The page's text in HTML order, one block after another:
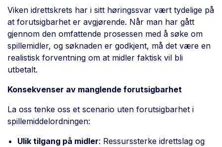
Viken idrettskrets har i sitt høringssvar vært tydelige på
at forutsigbarhet er avgjørende. Når man har gått
gjennom den omfattende prosessen med å søke om
spillemidler, og søknaden er godkjent, må det være en
realistisk forventning om at midler faktisk vil bli
utbetalt.
Konsekvenser av manglende forutsigbarhet
La oss tenke oss et scenario uten forutsigbarhet i
spillemiddelordningen:
Ulik tilgang på midler: Ressurssterke idrettslag og